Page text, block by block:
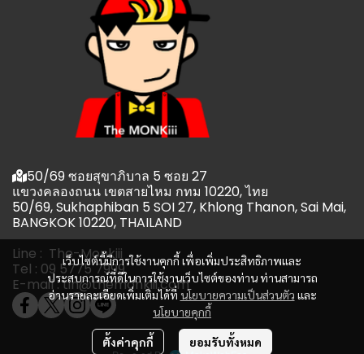
เว็บไซต์นี้มีการใช้งานคุกกี้ เพื่อเพิ่มประสิทธิภาพและ
ประสบการณ์ที่ดีในการใช้งานเว็บไซต์ของท่าน ท่านสามารถ
อ่านรายละเอียดเพิ่มเติมได้ที่ นโยบายความเป็นส่วนตัว และ
นโยบายคุกกี้
ตั้งค่าคุกกี้ ยอมรับทั้งหมด
50/69 ซอยสุขาภิบาล 5 ซอย 27
แขวงคลองถนน เขตสายไหม กทม 10220, ไทย
50/69, Sukhaphiban 5 SOI 27, Khlong Thanon, Sai Mai,
BANGKOK 10220, THAILAND
Line : The-Monkiii
Tel : 09 5775 7999
E-mail : tin@themonkiii.com